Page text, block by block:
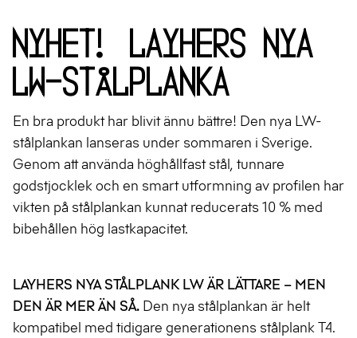
Nyhet! Layhers nya
LW-stålplanka
En bra produkt har blivit ännu bättre! Den nya LW-
stålplankan lanseras under sommaren i Sverige.
Genom att använda höghållfast stål, tunnare
godstjocklek och en smart utformning av profilen har
vikten på stålplankan kunnat reducerats 10 % med
bibehållen hög lastkapacitet.
LAYHERS NYA STÅLPLANK LW ÄR LÄTTARE – MEN
DEN ÄR MER ÄN SÅ. Den nya stålplankan är helt
kompatibel med tidigare generationens stålplank T4.